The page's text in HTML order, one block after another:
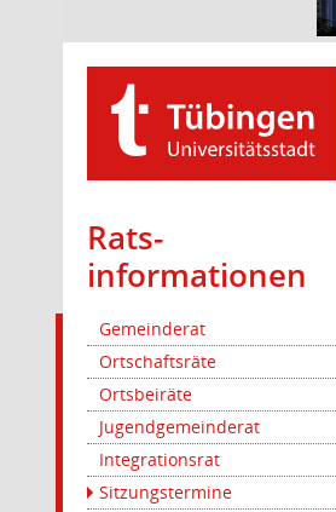
Rats­
informationen
Gemeinderat
Ortschaftsräte
Ortsbeiräte
Jugendgemeinderat
Integrationsrat
Sitzungstermine